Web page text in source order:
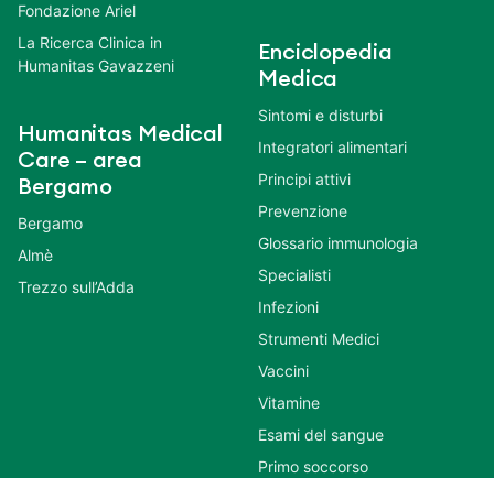
Fondazione Ariel
La Ricerca Clinica in
Humanitas Gavazzeni
Humanitas Medical
Care – area
Bergamo
Bergamo
Almè
Trezzo sull’Adda
Enciclopedia
Medica
Sintomi e disturbi
Integratori alimentari
Principi attivi
Prevenzione
Glossario immunologia
Specialisti
Infezioni
Strumenti Medici
Vaccini
Vitamine
Esami del sangue
Primo soccorso